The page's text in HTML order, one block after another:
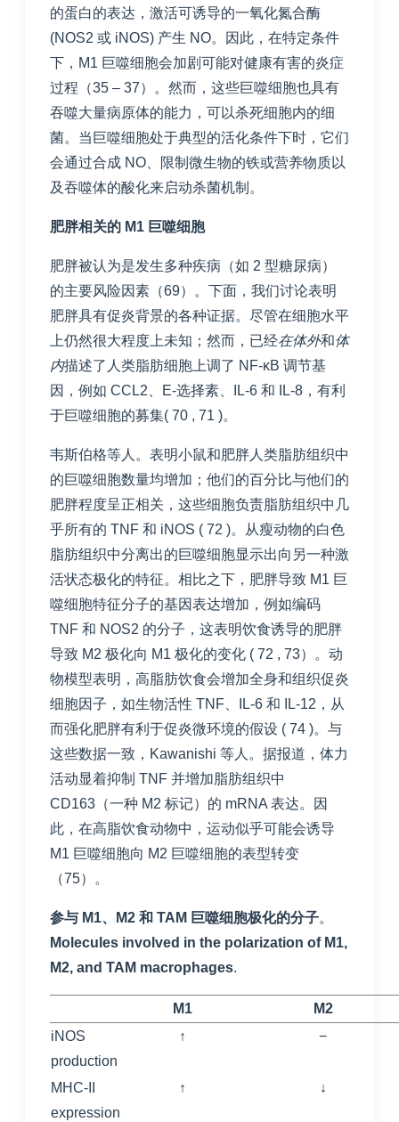
的蛋白的表达，激活可诱导的一氧化氮合酶
(NOS2 或 iNOS) 产生 NO。因此，在特定条件
下，M1 巨噬细胞会加剧可能对健康有害的炎症
过程（35 – 37）。然而，这些巨噬细胞也具有
吞噬大量病原体的能力，可以杀死细胞内的细
菌。当巨噬细胞处于典型的活化条件下时，它们
会通过合成 NO、限制微生物的铁或营养物质以
及吞噬体的酸化来启动杀菌机制。
肥胖相关的 M1 巨噬细胞
肥胖被认为是发生多种疾病（如 2 型糖尿病）
的主要风险因素（69）。下面，我们讨论表明
肥胖具有促炎背景的各种证据。尽管在细胞水平
上仍然很大程度上未知；然而，已经在体外和体
内描述了人类脂肪细胞上调了 NF-κB 调节基
因，例如 CCL2、E-选择素、IL-6 和 IL-8，有利
于巨噬细胞的募集( 70 , 71 )。
韦斯伯格等人。表明小鼠和肥胖人类脂肪组织中
的巨噬细胞数量均增加；他们的百分比与他们的
肥胖程度呈正相关，这些细胞负责脂肪组织中几
乎所有的 TNF 和 iNOS ( 72 )。从瘦动物的白色
脂肪组织中分离出的巨噬细胞显示出向另一种激
活状态极化的特征。相比之下，肥胖导致 M1 巨
噬细胞特征分子的基因表达增加，例如编码
TNF 和 NOS2 的分子，这表明饮食诱导的肥胖
导致 M2 极化向 M1 极化的变化 ( 72 , 73）。动
物模型表明，高脂肪饮食会增加全身和组织促炎
细胞因子，如生物活性 TNF、IL-6 和 IL-12，从
而强化肥胖有利于促炎微环境的假设 ( 74 )。与
这些数据一致，Kawanishi 等人。据报道，体力
活动显着抑制 TNF 并增加脂肪组织中
CD163（一种 M2 标记）的 mRNA 表达。因
此，在高脂饮食动物中，运动似乎可能会诱导
M1 巨噬细胞向 M2 巨噬细胞的表型转变
（75）。
参与 M1、M2 和 TAM 巨噬细胞极化的分子。
Molecules involved in the polarization of M1,
M2, and TAM macrophages.
M1
M2
iNOS
production
↑ −
MHC-II
expression
↑ ↓